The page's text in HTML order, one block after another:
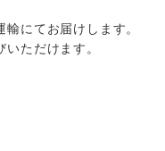
にてお届けします。
ただけます。